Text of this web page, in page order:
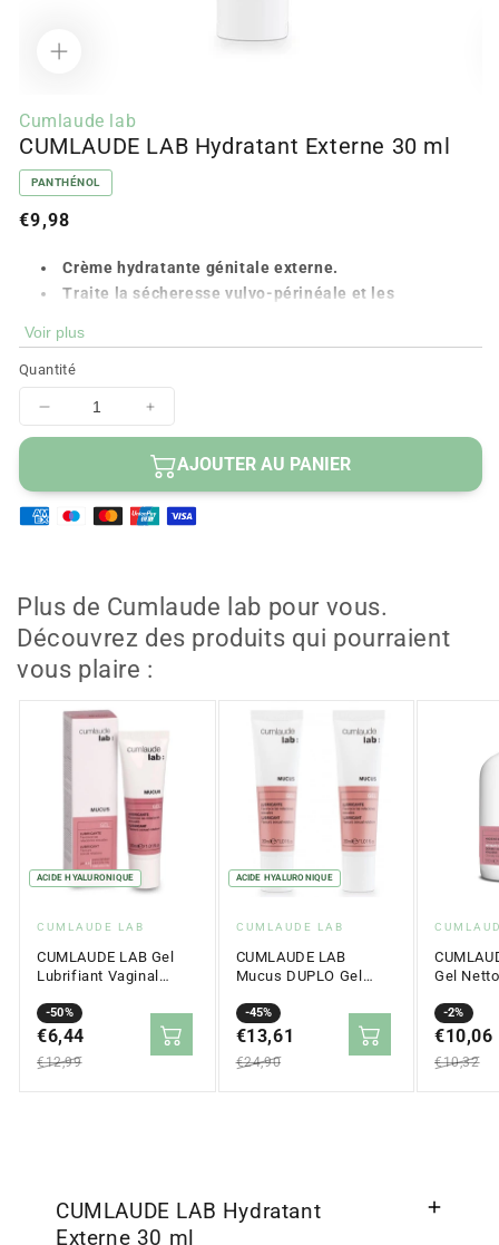
le
média
1
modale
Cumlaude lab
CUMLAUDE LAB Hydratant Externe 30 ml
PANTHÉNOL
Prix
€9,98
Crème hydratante génitale externe.
Traite la sécheresse vulvo-périnéale et les
Pour femmes et filles à partir de 3 ans.
Hydrate en profondeur.
Il n'altère pas la flore intime.
Respectez le pH vaginal.
--> Si vous souhaitez voir plus de crèmes hydratantes
Voir plus
Quantité
Diminuer
la
pour
CUMLAUDE
LAB
30
ml
Augmenter
la
quantité
pour
CUMLAUDE
LAB
30
ml
AJOUTER AU PANIER
Plus de Cumlaude lab pour vous.
Découvrez des produits qui pourraient
vous plaire :
ACIDE HYALURONIQUE
Fournisseur
:
CUMLAUDE LAB
CUMLAUDE LAB Gel
Lubrifiant Vaginal
-50%
Prix
en
€6,44
Prix
régulier
€12,99
ACIDE HYALURONIQUE
Fournisseur
:
CUMLAUDE LAB
CUMLAUDE LAB
Mucus DUPLO Gel
2x30ml
-45%
Prix
en
€13,61
Prix
régulier
€24,90
:
Gel
ml-2%
Prix
en
€10,06
Prix
régulier
€10,32
CUMLAUDE LAB Hydratant
Externe 30 ml